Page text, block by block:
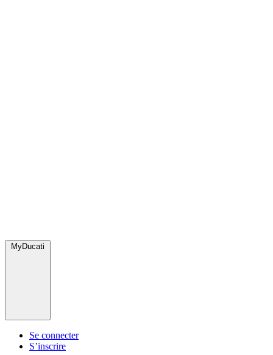
MyDucati
Se connecter
S’inscrire